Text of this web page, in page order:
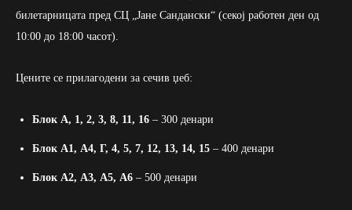
билетарницата пред СЦ „Јане Сандански“ (секој работен ден од
10:00 до 18:00 часот).
Цените се прилагодени за сечив џеб:
Блок А, 1, 2, 3, 8, 11, 16 – 300 денари
Блок А1, А4, Г, 4, 5, 7, 12, 13, 14, 15 – 400 денари
Блок А2, А3, А5, А6 – 500 денари